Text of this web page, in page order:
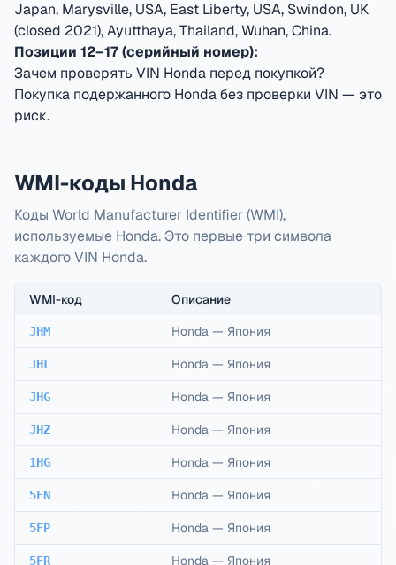
Japan, Marysville, USA, East Liberty, USA, Swindon, UK
(closed 2021), Ayutthaya, Thailand, Wuhan, China.
Позиции 12–17 (серийный номер):
Зачем проверять VIN Honda перед покупкой?
Покупка подержанного Honda без проверки VIN — это
риск.
WMI-коды Honda
Коды World Manufacturer Identifier (WMI),
используемые Honda. Это первые три символа
каждого VIN Honda.
WMI-код Описание
JHM Honda — Япония
JHL Honda — Япония
JHG Honda — Япония
JHZ Honda — Япония
1HG Honda — Япония
5FN Honda — Япония
5FP Honda — Япония
5FR Honda — Япония